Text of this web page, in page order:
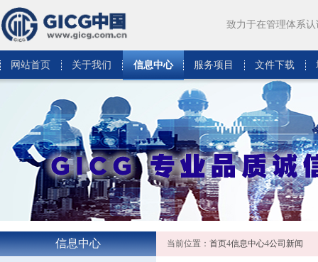
致力于在管理体系
网站首页 关于我们 信息中心 服务项目 文件下载
信息中心 当前位置： 首页4信息中心4公司新闻